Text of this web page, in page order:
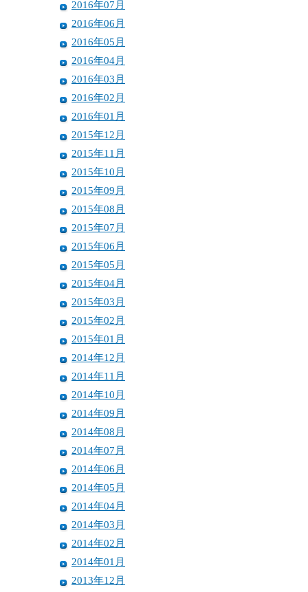
2016年07月
2016年06月
2016年05月
2016年04月
2016年03月
2016年02月
2016年01月
2015年12月
2015年11月
2015年10月
2015年09月
2015年08月
2015年07月
2015年06月
2015年05月
2015年04月
2015年03月
2015年02月
2015年01月
2014年12月
2014年11月
2014年10月
2014年09月
2014年08月
2014年07月
2014年06月
2014年05月
2014年04月
2014年03月
2014年02月
2014年01月
2013年12月